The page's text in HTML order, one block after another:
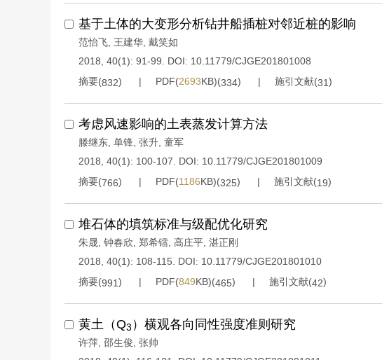
基于土体的大变形分析钻井船插桩对邻近桩的影响
范怡飞 王建华 戴笑如
2018, 40(1): 91-99.
DOI: 10.11779/CJGE201801008
摘要(832) PDF(2693KB)(334) 施引文献(31)
考虑风速影响的土表蒸发计算方法
滕继东 单锋 张升 童军
2018, 40(1): 100-107.
DOI: 10.11779/CJGE201801009
摘要(766) PDF(1186KB)(325) 施引文献(19)
堆石体的填筑标准与级配优化研究
朱晟 钟春欣 郑希镭 高庄平 湛正刚
2018, 40(1): 108-115.
DOI: 10.11779/CJGE201801010
摘要(991) PDF(849KB)(465) 施引文献(42)
黄土（Q3 ）横观各向同性强度准则研究
许萍 邵生俊 张帅